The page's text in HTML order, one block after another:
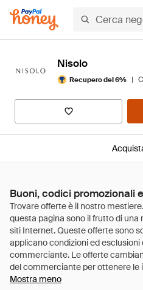
Nisolo
Recupero del 6% |
Buoni, codici promozionali
Mostra meno